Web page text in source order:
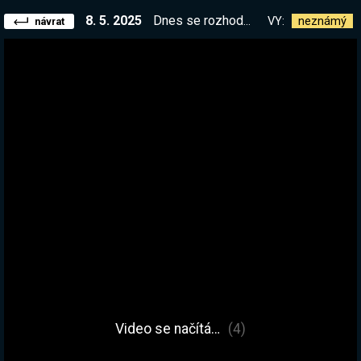
návrat 8. 5. 2025 Dnes se rozhodne, jestli přežijeme nebo ne :D | !kniha !elite VY: neznámý
Video se načítá… (4)